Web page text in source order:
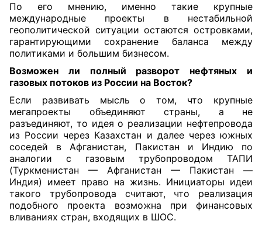
По его мнению, именно такие крупные
международные проекты в нестабильной
геополитической ситуации остаются островками,
гарантирующими сохранение баланса между
политиками и большим бизнесом.
Возможен ли полный разворот нефтяных и
газовых потоков из России на Восток?
Если развивать мысль о том, что крупные
мегапроекты объединяют страны, а не
разъединяют, то идея о реализации нефтепровода
из России через Казахстан и далее через южных
соседей в Афганистан, Пакистан и Индию по
аналогии с газовым трубопроводом ТАПИ
(Туркменистан — Афганистан — Пакистан —
Индия) имеет право на жизнь. Инициаторы идеи
такого трубопровода считают, что реализация
подобного проекта возможна при финансовых
вливаниях стран, входящих в ШОС.